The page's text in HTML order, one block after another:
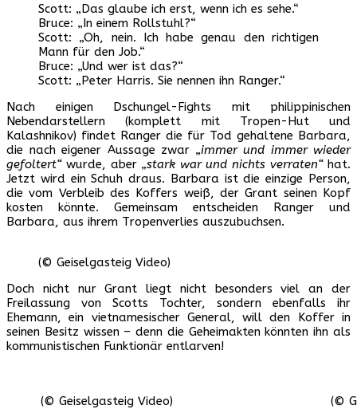
Scott: „Das glaube ich erst, wenn ich es sehe.“
Bruce: „In einem Rollstuhl?“
Scott: „Oh, nein. Ich habe genau den richtigen
Mann für den Job.“
Bruce: „Und wer ist das?“
Scott: „Peter Harris. Sie nennen ihn Ranger.“
Nach einigen Dschungel-Fights mit philippinischen
Nebendarstellern (komplett mit Tropen-Hut und
Kalashnikov) findet Ranger die für Tod gehaltene Barbara,
die nach eigener Aussage zwar „immer und immer wieder
gefoltert“wurde, aber „stark war und nichts verraten“hat.
Jetzt wird ein Schuh draus. Barbara ist die einzige Person,
die vom Verbleib des Koffers weiß, der Grant seinen Kopf
kosten könnte. Gemeinsam entscheiden Ranger und
Barbara, aus ihrem Tropenverlies auszubuchsen.
(© Geiselgasteig Video)
Doch nicht nur Grant liegt nicht besonders viel an der
Freilassung von Scotts Tochter, sondern ebenfalls ihr
Ehemann, ein vietnamesischer General, will den Koffer in
seinen Besitz wissen – denn die Geheimakten könnten ihn als
kommunistischen Funktionär entlarven!
(© Geiselgasteig Video) (©